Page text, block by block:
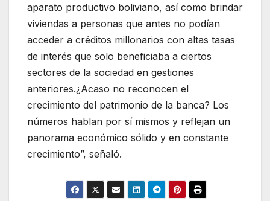
aparato productivo boliviano, así como brindar
viviendas a personas que antes no podían
acceder a créditos millonarios con altas tasas
de interés que solo beneficiaba a ciertos
sectores de la sociedad en gestiones
anteriores.¿Acaso no reconocen el
crecimiento del patrimonio de la banca? Los
números hablan por sí mismos y reflejan un
panorama económico sólido y en constante
crecimiento”, señaló.